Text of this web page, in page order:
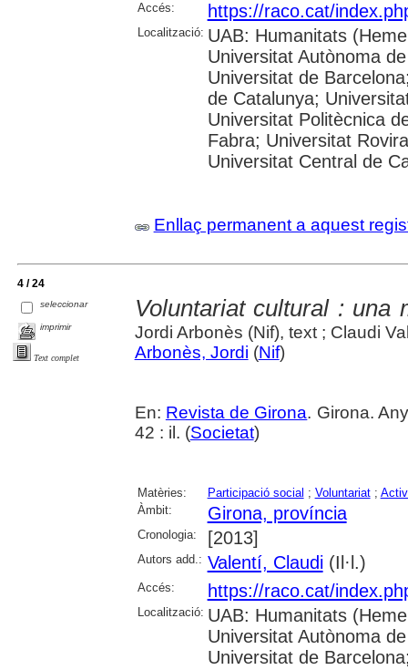
Accés: https://raco.cat/
Localització: UAB: Humanitats
Universitat Autònoma
Universitat de
de Catalunya;
Universitat Politècnica
Fabra; Universitat
Universitat Central de
Enllaç permanent a aquest
4 / 24
seleccionar
imprimir
Text complet
Voluntariat cultural : una
Jordi Arbonès (Nif), text ; Claudi
Arbonès, Jordi (Nif)
En: Revista de Girona. Girona.
42 : il. (Societat)
Matèries: Participació social ; Voluntariat;
Àmbit:
Girona, província
Cronologia: [2013]
Autors add.: Valentí, Claudi(Il·l.)
Accés: https://raco.cat/
Localització: UAB: Humanitats
Universitat Autònoma
Universitat de